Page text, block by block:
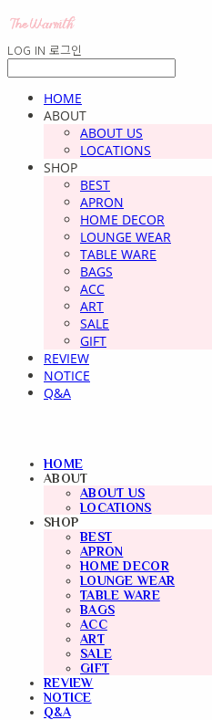
LOG IN 로그인
HOME
ABOUT
ABOUT US
LOCATIONS
SHOP
BEST
APRON
HOME DECOR
LOUNGE WEAR
TABLE WARE
BAGS
ACC
ART
SALE
GIFT
REVIEW
NOTICE
Q&A
HOME
ABOUT
ABOUT US
LOCATIONS
SHOP
BEST
APRON
HOME DECOR
LOUNGE WEAR
TABLE WARE
BAGS
ACC
ART
SALE
GIFT
REVIEW
NOTICE
Q&A